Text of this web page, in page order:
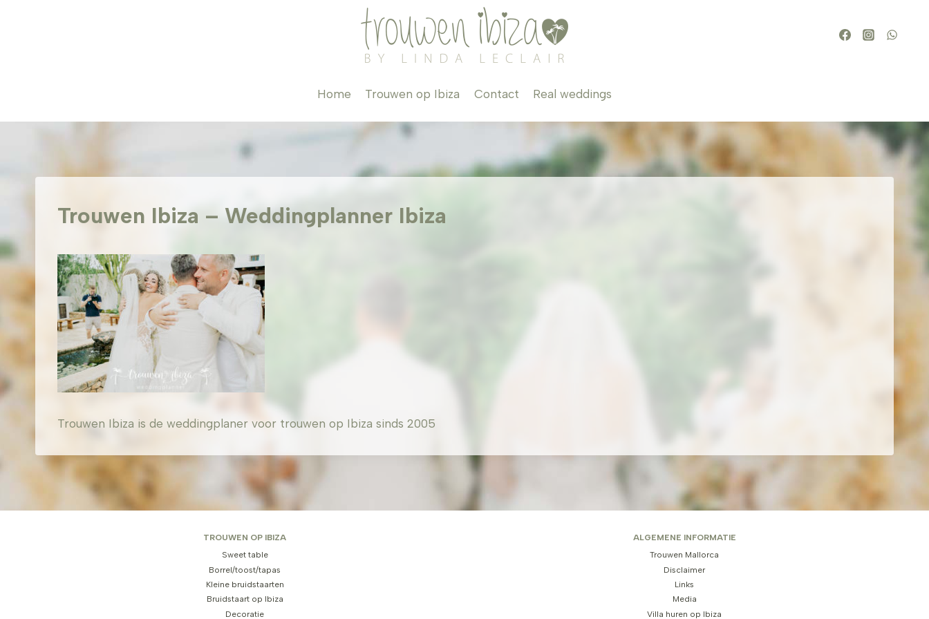
Home Trouwen op Ibiza Contact Real weddings
Trouwen Ibiza – Weddingplanner Ibiza
Trouwen Ibiza is de weddingplaner voor trouwen op Ibiza sinds 2005
TROUWEN OP IBIZA
Sweet table
Borrel/toost/tapas
Kleine bruidstaarten
Bruidstaart op Ibiza
Decoratie
ALGEMENE INFORMATIE
Trouwen Mallorca
Disclaimer
Links
Media
Villa huren op Ibiza